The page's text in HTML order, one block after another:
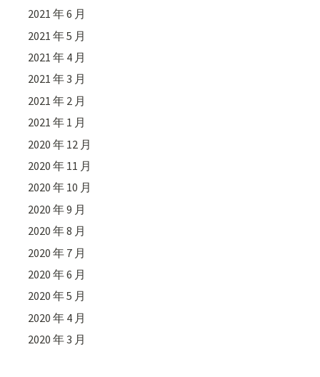
2021 年 6 月
2021 年 5 月
2021 年 4 月
2021 年 3 月
2021 年 2 月
2021 年 1 月
2020 年 12 月
2020 年 11 月
2020 年 10 月
2020 年 9 月
2020 年 8 月
2020 年 7 月
2020 年 6 月
2020 年 5 月
2020 年 4 月
2020 年 3 月